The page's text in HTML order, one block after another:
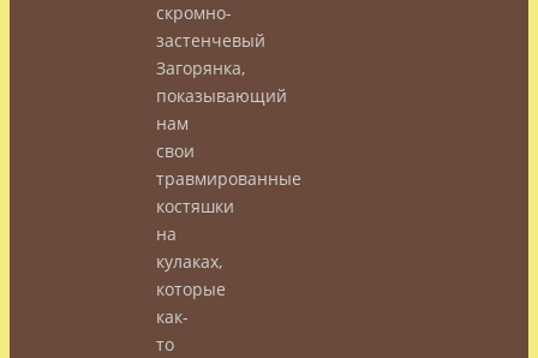
скромно-
застенчевый
Загорянка,
показывающий
нам
свои
травмированные
костяшки
на
кулаках,
которые
как-
то